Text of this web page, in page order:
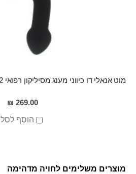
269.00 ₪
הוסף לסל
מוצרים משלימים לחויה מדהימה